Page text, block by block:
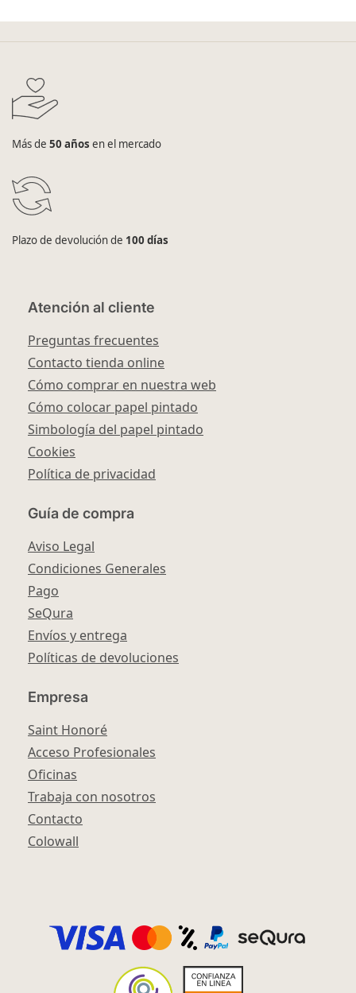
Más de 50 años en el mercado
Plazo de devolución de 100 días
Atención al cliente
Preguntas frecuentes
Contacto tienda online
Cómo comprar en nuestra web
Cómo colocar papel pintado
Simbología del papel pintado
Cookies
Política de privacidad
Guía de compra
Aviso Legal
Condiciones Generales
Pago
SeQura
Envíos y entrega
Políticas de devoluciones
Empresa
Saint Honoré
Acceso Profesionales
Oficinas
Trabaja con nosotros
Contacto
Colowall